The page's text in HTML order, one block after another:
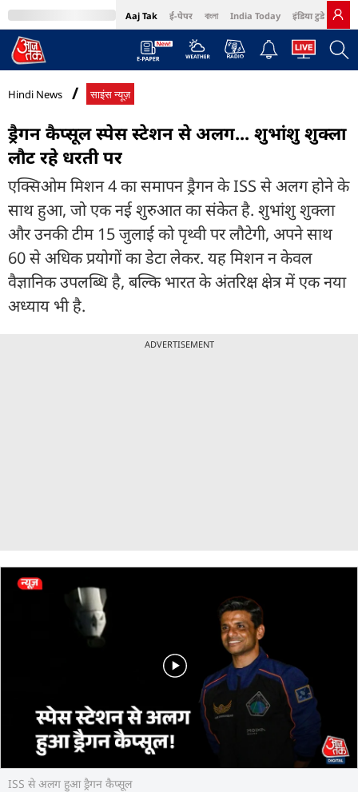
Aaj Tak ई-पेपर বাংলা India Today इंडिया टुडे हिंदी
MumbaiTak Cosmopolitan Harper's Bazaar Northeast
Hindi News साइंस न्यूज़
ड्रैगन कैप्सूल स्पेस स्टेशन से अलग... शुभांशु शुक्ला
लौट रहे धरती पर
एक्सिओम मिशन 4 का समापन ड्रैगन के ISS से अलग होने के
साथ हुआ, जो एक नई शुरुआत का संकेत है. शुभांशु शुक्ला
और उनकी टीम 15 जुलाई को पृथ्वी पर लौटेगी, अपने साथ
60 से अधिक प्रयोगों का डेटा लेकर. यह मिशन न केवल
वैज्ञानिक उपलब्धि है, बल्कि भारत के अंतरिक्ष क्षेत्र में एक नया
अध्याय भी है.
ADVERTISEMENT
ISS से अलग हुआ ड्रैगन कैप्सूल